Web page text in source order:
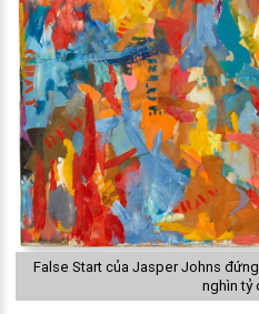
False Start của Jasper Johns
nghìn tỷ